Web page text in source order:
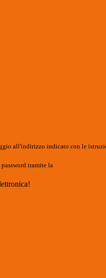
all'indirizzo indicato con le
tramite la